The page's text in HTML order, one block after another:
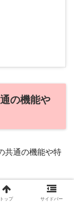
の機能や
共通の機能や特
トップ サイドバー